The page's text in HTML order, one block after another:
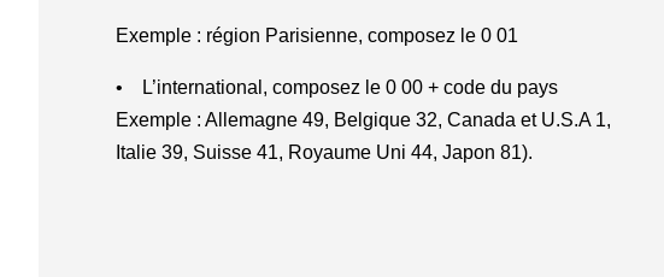
Exemple : région Parisienne, composez le 0 01
• L’international, composez le 0 00 + code du pays
Exemple : Allemagne 49, Belgique 32, Canada et U.S.A 1,
Italie 39, Suisse 41, Royaume Uni 44, Japon 81).